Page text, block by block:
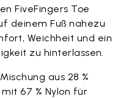
FiveFingers Toe
deinem Fuß nahezu
Weichheit und ein
zu hinterlassen.
aus 28 %
67 % Nylon für